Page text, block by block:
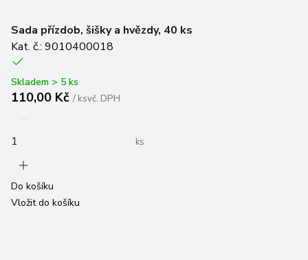
Sada přízdob, šišky a hvězdy, 40 ks
Kat. č.: 9010400018
Skladem > 5 ks
110,00 Kč /ksvč. DPH
ks
Do košíku
Vložit do košíku